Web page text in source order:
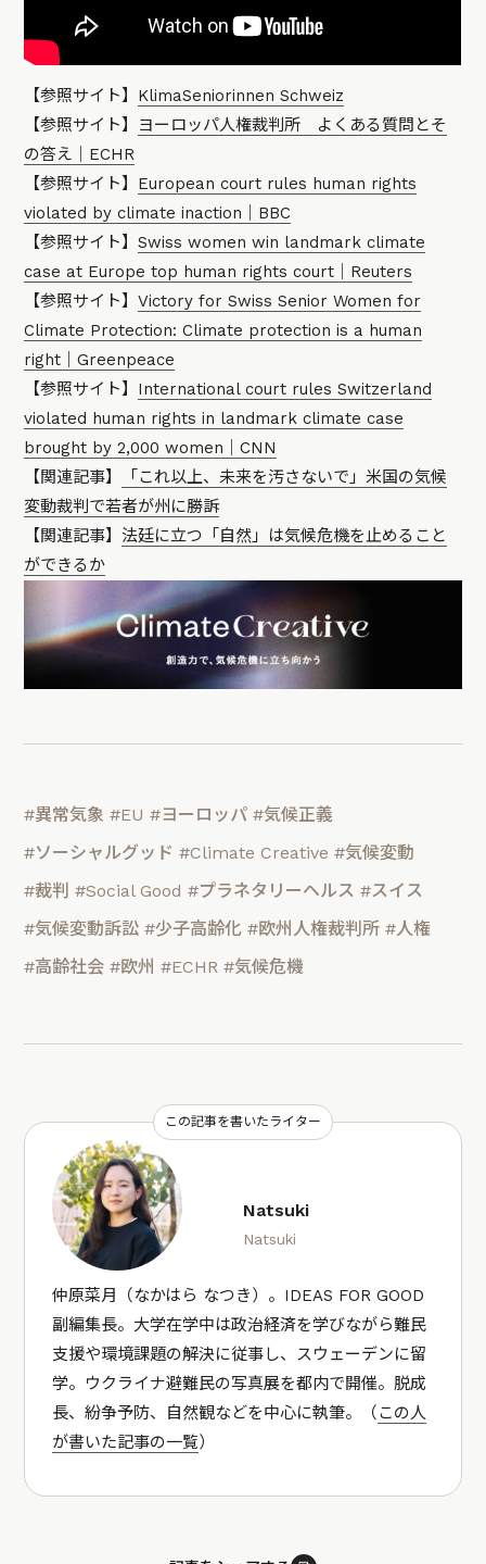
【参照サイト】 KlimaSeniorinnen Schweiz
【参照サイト】 ヨーロッパ人権裁判所 よくある質問とそ
の答え｜ECHR
【参照サイト】 European court rules human rights
violated by climate inaction｜BBC
【参照サイト】Swiss women win landmark climate
case at Europe top human rights court｜Reuters
【参照サイト】Victory for Swiss Senior Women for
Climate Protection: Climate protection is a human
right｜Greenpeace
【参照サイト】 International court rules Switzerland
violated human rights in landmark climate case
brought by 2,000 women｜CNN
【関連記事】
「これ以上、未来を汚さないで」米国の気候
変動裁判で若者が州に勝訴
【関連記事】法廷に立つ「自然」は気候危機を止めること
ができるか
#異常気象 #EU #ヨーロッパ #気候正義
#ソーシャルグッド #Climate Creative #気候変動
#裁判 #Social Good #プラネタリーヘルス #スイス
#気候変動訴訟 #少子高齢化 #欧州人権裁判所 #人権
#高齢社会 #欧州 #ECHR #気候危機
この記事を書いたライター
Natsuki
Natsuki
仲原菜月（なかはら なつき）。IDEAS FOR GOOD
副編集長。大学在学中は政治経済を学びながら難民
支援や環境課題の解決に従事し、スウェーデンに留
学。ウクライナ避難民の写真展を都内で開催。脱成
長、紛争予防、自然観などを中心に執筆。（この人
が書いた記事の一覧）